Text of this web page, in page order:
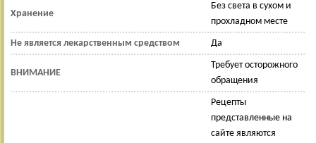
Хранение
Без света в сухом и
прохладном месте
Не является лекарственным средством Да
ВНИМАНИЕ
Требует осторожного
обращения
Рецепты
представленные на
сайте являются